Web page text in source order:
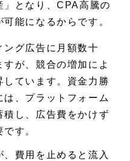
」となり、CPA高騰の
能になるからです。
ング広告に月額数十
が、競合の増加によ
しています。資金力勝
、プラットフォーム
積し、広告費をかけず
す。
、費用を止めると流入